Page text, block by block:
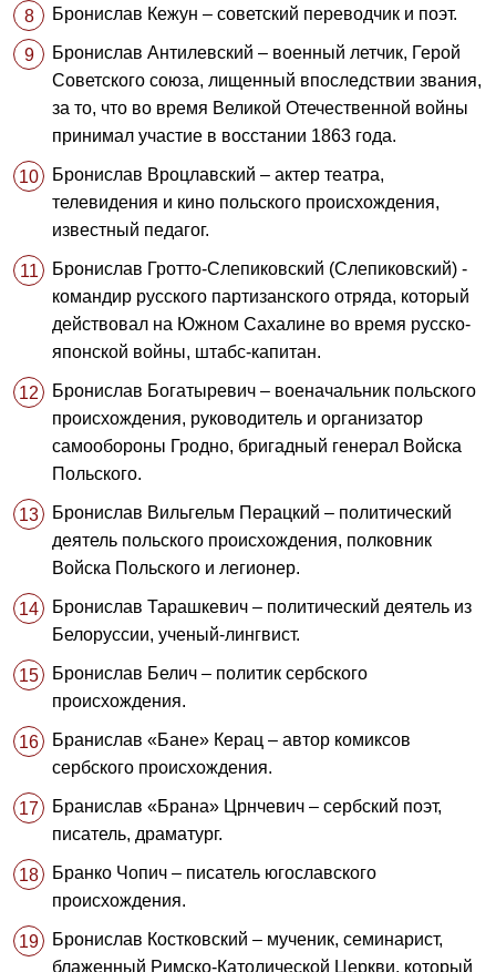
Бронислав Кежун – советский переводчик и поэт.
Бронислав Антилевский – военный летчик, Герой
Советского союза, лищенный впоследствии звания,
за то, что во время Великой Отечественной войны
принимал участие в восстании 1863 года.
Бронислав Вроцлавский – актер театра,
телевидения и кино польского происхождения,
известный педагог.
Бронислав Гротто-Слепиковский (Слепиковский) -
командир русского партизанского отряда, который
действовал на Южном Сахалине во время русско-
японской войны, штабс-капитан.
Бронислав Богатыревич – военачальник польского
происхождения, руководитель и организатор
самообороны Гродно, бригадный генерал Войска
Польского.
Бронислав Вильгельм Перацкий – политический
деятель польского происхождения, полковник
Войска Польского и легионер.
Бронислав Тарашкевич – политический деятель из
Белоруссии, ученый-лингвист.
Бронислав Белич – политик сербского
происхождения.
Бранислав «Бане» Керац – автор комиксов
сербского происхождения.
Бранислав «Брана» Црнчевич – сербский поэт,
писатель, драматург.
Бранко Чопич – писатель югославского
происхождения.
Бронислав Костковский – мученик, семинарист,
блаженный Римско-Католической Церкви, который